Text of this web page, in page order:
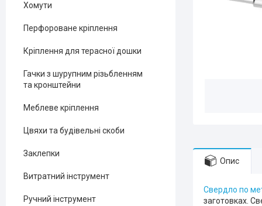
Опис
Свердло по
заготовках.
Хомути
Перфороване кріплення
Кріплення для терасної дошки
Гачки з шурупним різьбленням
та кронштейни
Меблеве кріплення
Цвяхи та будівельні скоби
Заклепки
Витратний інструмент
Ручний інструмент